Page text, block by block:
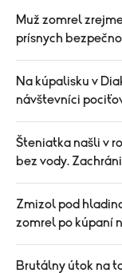
Muž zomrel
prísnych
Na kúpalisku v
návštevníci
Šteniatka našli v
bez vody.
Zmizol pod
zomrel po kúpaní
Brutálny útok na